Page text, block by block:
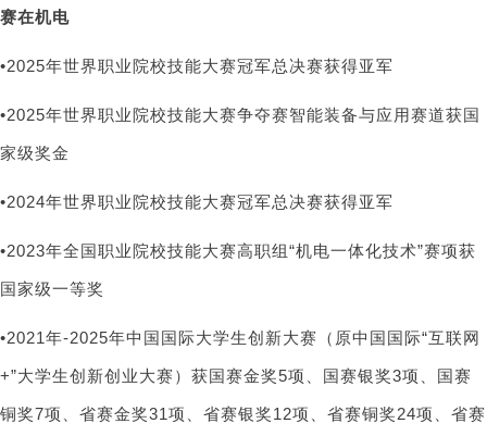
赛在机电
•2025年世界职业院校技能大赛冠军总决赛获得亚军
•2025年世界职业院校技能大赛争夺赛智能装备与应用赛道获国
家级奖金
•2024年世界职业院校技能大赛冠军总决赛获得亚军
•2023年全国职业院校技能大赛高职组“机电一体化技术”赛项获
国家级一等奖
•2021年-2025年中国国际大学生创新大赛（原中国国际“互联网
+”大学生创新创业大赛）获国赛金奖5项、国赛银奖3项、国赛
铜奖7项、省赛金奖31项、省赛银奖12项、省赛铜奖24项、省赛